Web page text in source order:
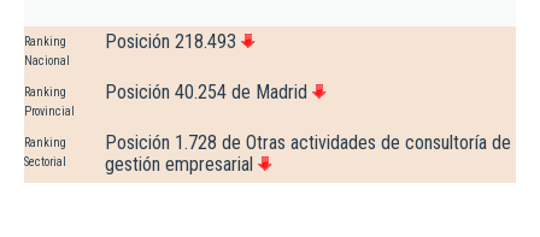
Ranking
Nacional
Posición 218.493
Ranking
Provincial
Posición 40.254 de Madrid
Ranking
Sectorial
Posición 1.728 de Otras actividades de consultoría de
gestión empresarial